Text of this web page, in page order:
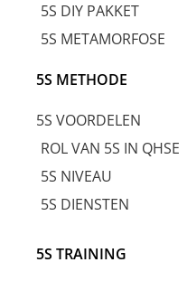
5S DIY PAKKET
5S METAMORFOSE
5S METHODE
5S VOORDELEN
ROL VAN 5S IN QHSE
5S NIVEAU
5S DIENSTEN
5S TRAINING